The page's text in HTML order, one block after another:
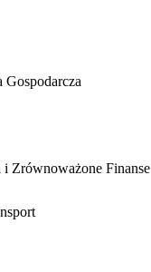
Zrównoważone Finanse